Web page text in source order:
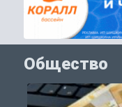
Общество